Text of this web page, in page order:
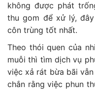
không được phát
thu gom để xử lý,
côn trùng tốt nhất.
Theo thói quen của
muỗi thì tìm dịch vụ
việc xả rát bừa bãi
chắn rằng việc phun